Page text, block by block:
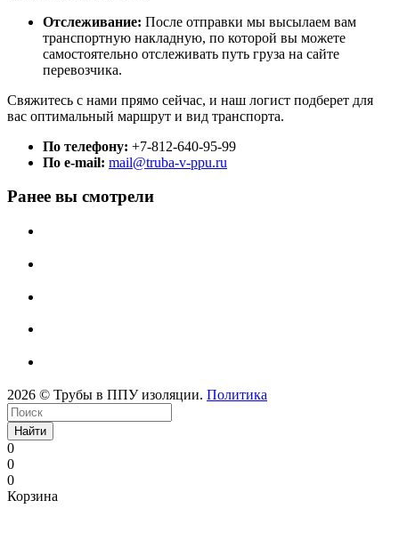
Отслеживание: После отправки мы высылаем вам
транспортную накладную, по которой вы можете
самостоятельно отслеживать путь груза на сайте
перевозчика.
Свяжитесь с нами прямо сейчас, и наш логист подберет для
вас оптимальный маршрут и вид транспорта.
По телефону: +7-812-640-95-99
По e-mail: mail@truba-v-ppu.ru
Ранее вы смотрели
2026 © Трубы в ППУ изоляции. Политика
Найти
0
0
0
Корзина